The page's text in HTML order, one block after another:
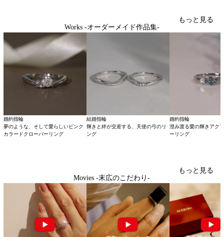
Works -オーダーメイド作品集-
もっと見る
婚約指輪
夢のような、そして愛らしいピンク
カラードクローバーリング
結婚指輪
輝きと絆が交差する、天使の弓のリ
ング
婚約指輪
澄み渡る愛の輝きアク
ーリング
Movies -末広のこだわり-
もっと見る